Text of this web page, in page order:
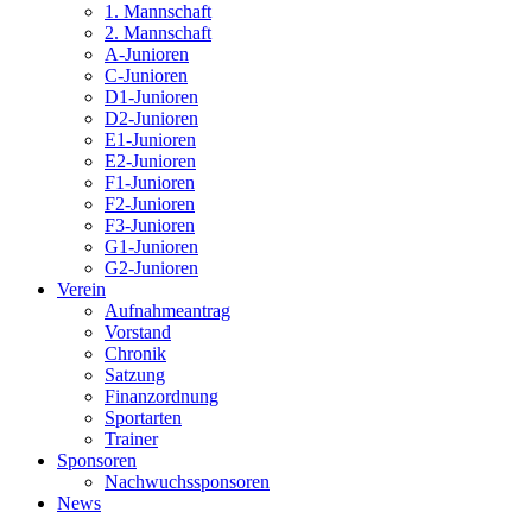
1. Mannschaft
2. Mannschaft
A-Junioren
C-Junioren
D1-Junioren
D2-Junioren
E1-Junioren
E2-Junioren
F1-Junioren
F2-Junioren
F3-Junioren
G1-Junioren
G2-Junioren
Verein
Aufnahmeantrag
Vorstand
Chronik
Satzung
Finanzordnung
Sportarten
Trainer
Sponsoren
Nachwuchssponsoren
News